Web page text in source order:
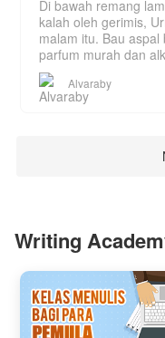
Di bawah remang
kalah oleh gerimis,
malam itu. Bau
parfum murah dan
Alvaraby
Writing